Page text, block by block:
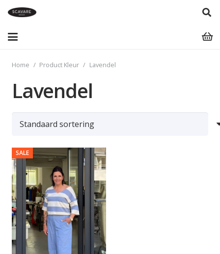
Home / Product Kleur / Lavendel
Lavendel
SALE